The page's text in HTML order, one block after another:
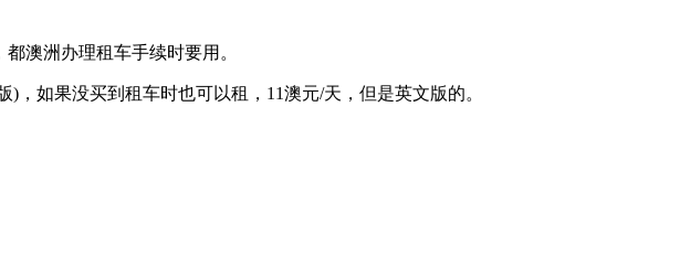
澳洲办理租车手续时要用。
) ，如果没买到租车时也可以租， 11澳元/天，但是英文版的。